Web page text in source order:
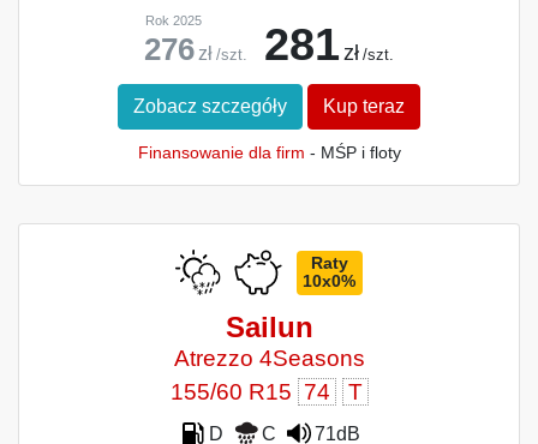
Rok 2025
276 zł /szt. 281 zł /szt.
Zobacz szczegóły Kup teraz
Finansowanie dla firm - MŚP i floty
Raty
10x0%
Sailun
Atrezzo 4Seasons
155/60 R15 74 T
D C 71dB